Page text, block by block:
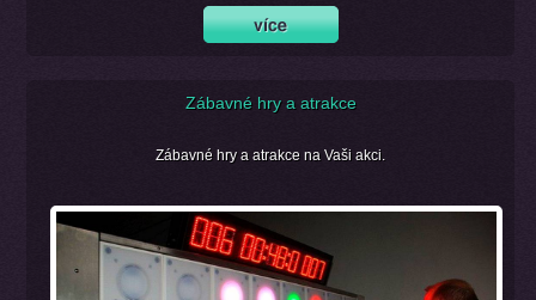
Zábavné hry a atrakce
Zábavné hry a atrakce na Vaši akci.